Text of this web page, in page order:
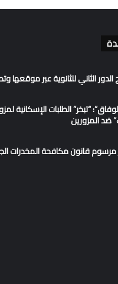
الدور الثاني للثانوية عبر
“تبخر” الطلبات الإسكانية
المزورين
مرسوم قانون مكافحة المخدرات